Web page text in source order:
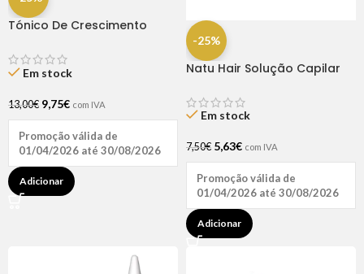
Tónico De Crescimento
Em stock
13,00€ 9,75€ com IVA
Promoção válida de
01/04/2026 até 30/08/2026
Adicionar
-25%
Natu Hair Solução Capilar
Em stock
7,50€ 5,63€ com IVA
Promoção válida de
01/04/2026 até 30/08/2026
Adicionar